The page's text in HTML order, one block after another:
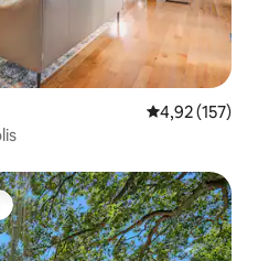
Note
4,92 (157)
les plus aimés